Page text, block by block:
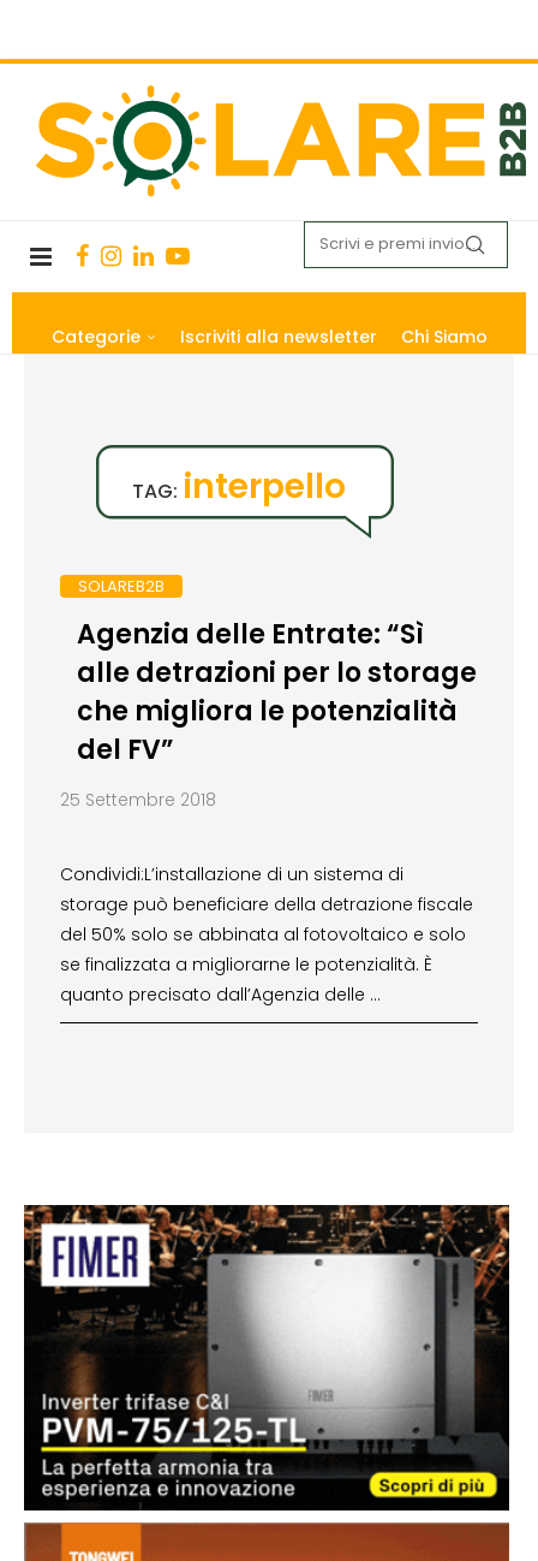
Categorie Iscriviti alla newsletter Chi Siamo
TAG: interpello
SOLAREB2B
Agenzia delle Entrate: “Sì
alle detrazioni per lo storage
che migliora le potenzialità
del FV”
25 Settembre 2018
Condividi:L’installazione di un sistema di
storage può beneficiare della detrazione fiscale
del 50% solo se abbinata al fotovoltaico e solo
se finalizzata a migliorarne le potenzialità. È
quanto precisato dall’Agenzia delle …